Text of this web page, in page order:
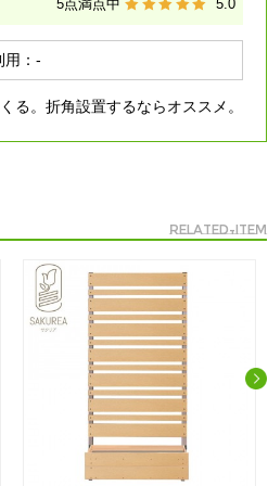
5点満点中 5.0
用：-
。折角設置するならオススメ。
related-item